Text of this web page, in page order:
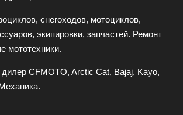
снегоходов, мотоциклов,
экипировки, запчастей. Ремонт
мототехники.
CFMOTO, Arctic Cat, Bajaj, Kayo,